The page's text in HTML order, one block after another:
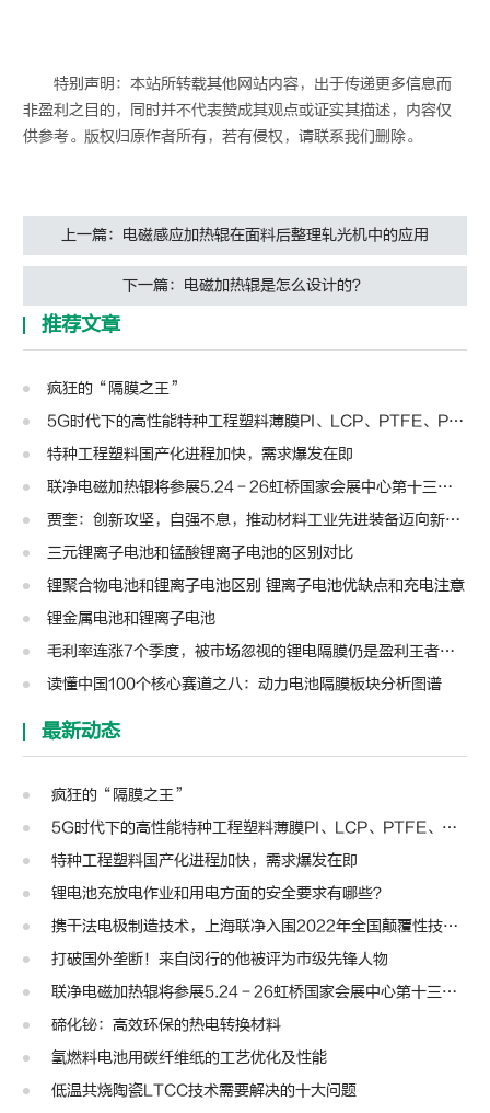
特别声明：本站所转载其他网站内容，出于传递更多信息而
非盈利之目的，同时并不代表赞成其观点或证实其描述，内容仅
供参考。版权归原作者所有，若有侵权，请联系我们删除。
上一篇：电磁感应加热辊在面料后整理轧光机中的应用
下一篇：电磁加热辊是怎么设计的？
推荐文章
疯狂的“隔膜之王”
5G时代下的高性能特种工程塑料薄膜PI、LCP、PTFE、PPS、PEEK、PEN
特种工程塑料国产化进程加快，需求爆发在即
联净电磁加热辊将参展5.24－26虹桥国家会展中心第十三届模切展
贾奎：创新攻坚，自强不息，推动材料工业先进装备迈向新高度 | 高转先锋人物
三元锂离子电池和锰酸锂离子电池的区别对比
锂聚合物电池和锂离子电池区别 锂离子电池优缺点和充电注意
锂金属电池和锂离子电池
毛利率连涨7个季度，被市场忽视的锂电隔膜仍是盈利王者？| 见智研究
读懂中国100个核心赛道之八：动力电池隔膜板块分析图谱
最新动态
疯狂的“隔膜之王”
5G时代下的高性能特种工程塑料薄膜PI、LCP、PTFE、PPS、PEEK、PEN
特种工程塑料国产化进程加快，需求爆发在即
锂电池充放电作业和用电方面的安全要求有哪些？
携干法电极制造技术，上海联净入围2022年全国颠覆性技术创新大赛
打破国外垄断！来自闵行的他被评为市级先锋人物
联净电磁加热辊将参展5.24－26虹桥国家会展中心第十三届模切展
碲化铋：高效环保的热电转换材料
氢燃料电池用碳纤维纸的工艺优化及性能
低温共烧陶瓷LTCC技术需要解决的十大问题